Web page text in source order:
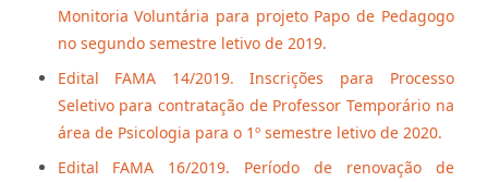
Monitoria Voluntária para projeto Papo de Pedagogo
no segundo semestre letivo de 2019.
Edital FAMA 14/2019. Inscrições para Processo
Seletivo para contratação de Professor Temporário na
área de Psicologia para o 1º semestre letivo de 2020.
Edital FAMA 16/2019. Período de renovação de